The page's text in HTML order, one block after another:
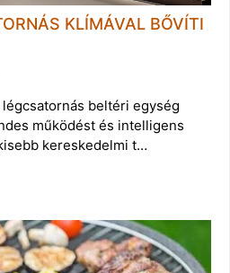
KLÍMÁVAL BŐVÍTI
beltéri egység
működést és intelligens
kereskedelmi t…